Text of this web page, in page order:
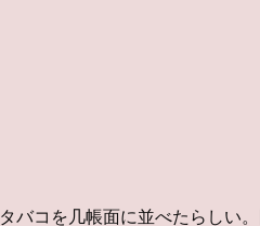
コを几帳面に並べたらしい